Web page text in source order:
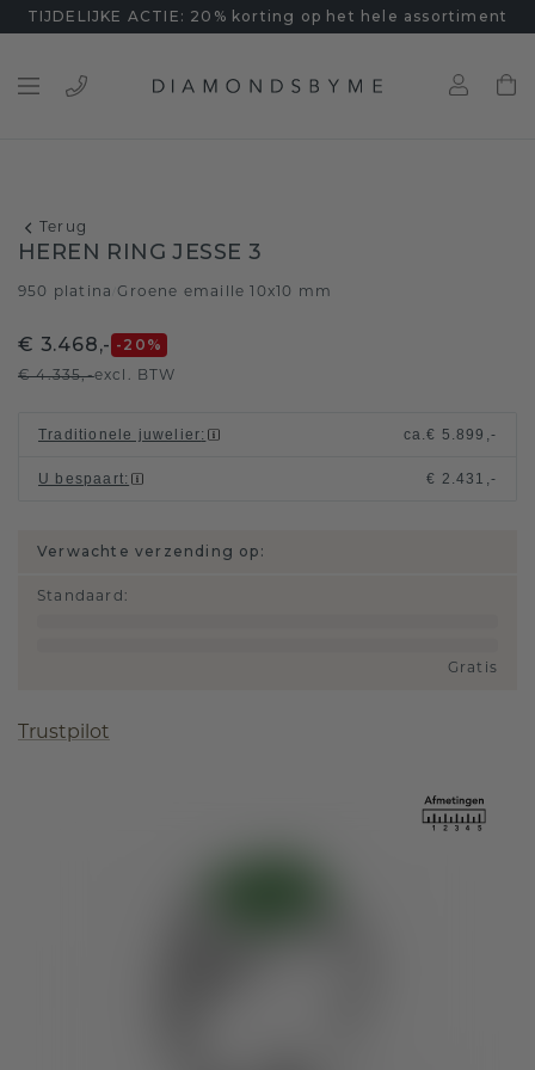
TIJDELIJKE ACTIE: 20% korting op het hele assortiment
Terug
HEREN RING JESSE 3
950 platina /Groene emaille 10x10 mm
€ 3.468,- -20 %
€ 4.335,-excl. BTW
Traditionele juwelier: ca.€ 5.899,-
U bespaart: € 2.431,-
Verwachte verzending op:
Standaard :
Gratis
Trustpilot